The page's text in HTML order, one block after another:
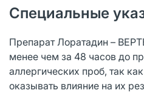
Специальные
Препарат Лоратадин –
менее чем за 48 часов до
аллергических проб, так
оказывать влияние на их